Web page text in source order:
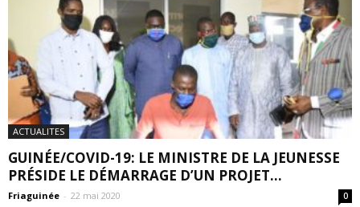
ACTUALITES
GUINÉE/COVID-19: LE MINISTRE DE LA JEUNESSE
PRÉSIDE LE DÉMARRAGE D’UN PROJET...
Friaguinée - 22 mai 2020 0